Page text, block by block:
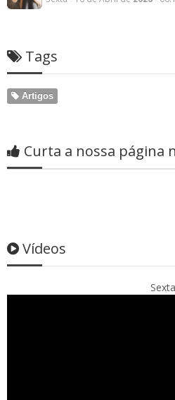
Tags
Artigos
Curta a nossa página
Vídeos